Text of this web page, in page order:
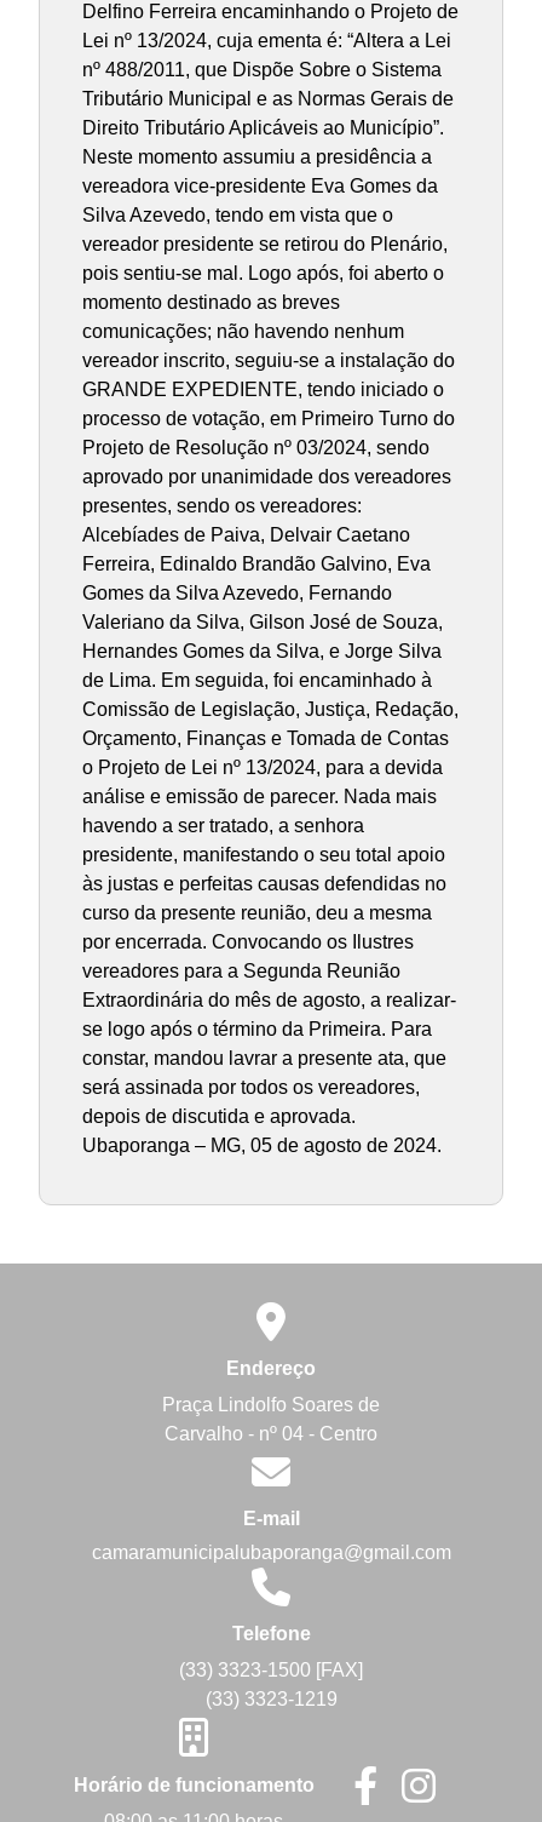
Delfino Ferreira encaminhando o Projeto de
Lei nº 13/2024, cuja ementa é: “Altera a Lei
nº 488/2011, que Dispõe Sobre o Sistema
Tributário Municipal e as Normas Gerais de
Direito Tributário Aplicáveis ao Município”.
Neste momento assumiu a presidência a
vereadora vice-presidente Eva Gomes da
Silva Azevedo, tendo em vista que o
vereador presidente se retirou do Plenário,
pois sentiu-se mal. Logo após, foi aberto o
momento destinado as breves
comunicações; não havendo nenhum
vereador inscrito, seguiu-se a instalação do
GRANDE EXPEDIENTE, tendo iniciado o
processo de votação, em Primeiro Turno do
Projeto de Resolução nº 03/2024, sendo
aprovado por unanimidade dos vereadores
presentes, sendo os vereadores:
Alcebíades de Paiva, Delvair Caetano
Ferreira, Edinaldo Brandão Galvino, Eva
Gomes da Silva Azevedo, Fernando
Valeriano da Silva, Gilson José de Souza,
Hernandes Gomes da Silva, e Jorge Silva
de Lima. Em seguida, foi encaminhado à
Comissão de Legislação, Justiça, Redação,
Orçamento, Finanças e Tomada de Contas
o Projeto de Lei nº 13/2024, para a devida
análise e emissão de parecer. Nada mais
havendo a ser tratado, a senhora
presidente, manifestando o seu total apoio
às justas e perfeitas causas defendidas no
curso da presente reunião, deu a mesma
por encerrada. Convocando os Ilustres
vereadores para a Segunda Reunião
Extraordinária do mês de agosto, a realizar-
se logo após o término da Primeira. Para
constar, mandou lavrar a presente ata, que
será assinada por todos os vereadores,
depois de discutida e aprovada.
Ubaporanga – MG, 05 de agosto de 2024.
Endereço
Praça Lindolfo Soares de
Carvalho - nº 04 - Centro
E-mail
camaramunicipalubaporanga@gmail.com
Telefone
(33) 3323-1500 [FAX]
(33) 3323-1219
Horário de funcionamento